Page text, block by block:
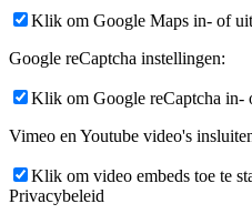
Klik om Google Maps in- of uit
Google reCaptcha instellingen:
Klik om Google reCaptcha in-
Vimeo en Youtube video's
Klik om video embeds toe te
Privacybeleid